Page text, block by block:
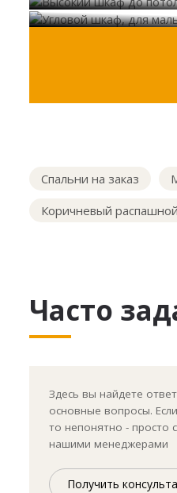
Спальни на заказ
Коричневый
Часто
Здесь вы найдете
основные вопросы.
то непонятно - просто
нашими менеджерами
Получить